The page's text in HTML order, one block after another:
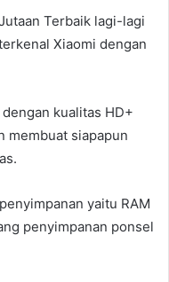
Terbaik lagi-lagi
Xiaomi dengan
dengan kualitas HD+
membuat siapapun
yaitu RAM
penyimpanan ponsel